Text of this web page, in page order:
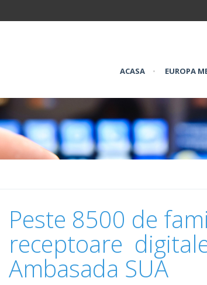
ACASA • EUROPA
Peste 8500 de
receptoare
Ambasada SUA